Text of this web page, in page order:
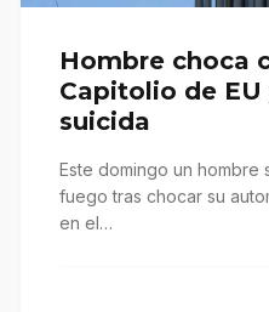
Hombre choca
Capitolio de EU
suicida
Este domingo un hombre
fuego tras chocar su
en el…